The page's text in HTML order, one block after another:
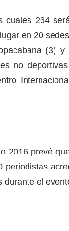
cuales 264
en 20
(3) y
no
2016 prevé
periodistas
durante el